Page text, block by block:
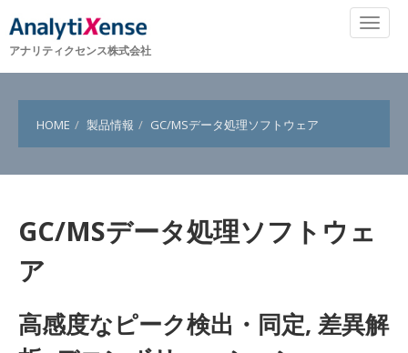
アナリティクセンス株式会社
HOME 製品情報 GC/MSデータ処理ソフトウェア
GC/MSデータ処理ソフトウェ
ア
高感度なピーク検出・同定, 差異解